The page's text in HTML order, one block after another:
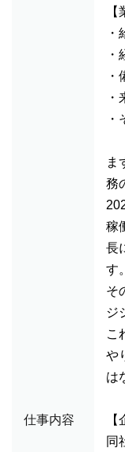
仕事内容
ま
務
稼
長
す。
そ
ジ
こ
や
は
同